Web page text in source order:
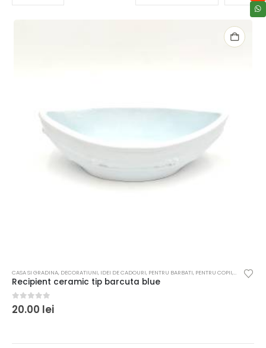
CASA SI GRADINA, DECORATIUNI, IDEI DE CADOURI, PENTRU BARBATI, PENTRU COPII,PENTRU
Recipient ceramic tip barcuta blue
0out of 5
20.00 lei